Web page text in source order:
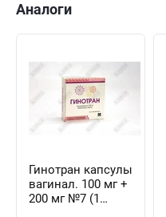
Аналоги
Гинотран капсулы
вагинал. 100 мг +
200 мг №7 (1